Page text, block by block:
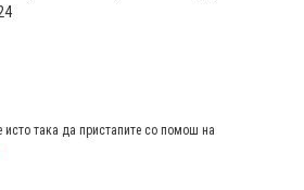
исто така да пристапите со помош на